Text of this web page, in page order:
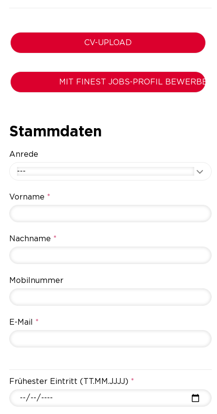
CV-UPLOAD
MIT FINEST JOBS-PROFIL BEWERBEN
Stammdaten
Anrede
---
Vorname *
Nachname *
Mobilnummer
E-Mail *
Frühester Eintritt (TT.MM.JJJJ) *